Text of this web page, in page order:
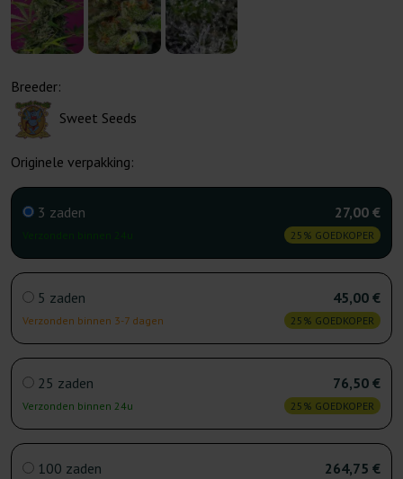
Breeder:
Sweet Seeds
Originele verpakking:
3 zaden 27,00 €
25% GOEDKOPER
5 zaden
Verzonden binnen 3-7 dagen
45,00 €
25% GOEDKOPER
25 zaden
Verzonden binnen 24u
76,50 €
25% GOEDKOPER
100 zaden 264,75 €